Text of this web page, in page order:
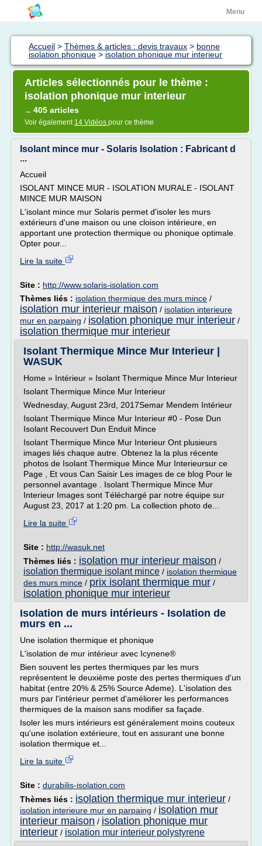
Menu
Accueil > Thèmes & articles : devis travaux > bonne
isolation phonique > isolation phonique mur interieur
Articles sélectionnés pour le thème :
isolation phonique mur interieur
→ 405 articles
Voir également 14 Vidéos pour ce thème
Isolant mince mur - Solaris Isolation : Fabricant d
...
Accueil
ISOLANT MINCE MUR - ISOLATION MURALE - ISOLANT
MINCE MUR MAISON
L'isolant mince mur Solaris permet d'isoler les murs
extérieurs d'une maison ou une cloison intérieure, en
apportant une protection thermique ou phonique optimale.
Opter pour...
Lire la suite
Site : http://www.solaris-isolation.com
Thèmes liés : isolation thermique des murs mince /
isolation mur interieur maison / isolation interieure
mur en parpaing / isolation phonique mur interieur /
isolation thermique mur interieur
Isolant Thermique Mince Mur Interieur |
WASUK
Home » Intérieur » Isolant Thermique Mince Mur Interieur
Isolant Thermique Mince Mur Interieur
Wednesday, August 23rd, 2017Semar Mendem Intérieur
Isolant Thermique Mince Mur Interieur #0 - Pose Dun
Isolant Recouvert Dun Enduit Mince
Isolant Thermique Mince Mur Interieur Ont plusieurs
images liés chaque autre. Obtenez la la plus récente
photos de Isolant Thermique Mince Mur Interieursur ce
Page , Et vous Can Saisir Les images de ce blog Pour le
personnel avantage . Isolant Thermique Mince Mur
Interieur Images sont Téléchargé par notre équipe sur
August 23, 2017 at 1:20 pm. La collection photo de...
Lire la suite
Site : http://wasuk.net
Thèmes liés : isolation mur interieur maison /
isolation thermique isolant mince / isolation thermique
des murs mince / prix isolant thermique mur /
isolation phonique mur interieur
Isolation de murs intérieurs - Isolation de
murs en ...
Une isolation thermique et phonique
L'isolation de mur intérieur avec Icynene®
Bien souvent les pertes thermiques par les murs
représentent le deuxième poste des pertes thermiques d'un
habitat (entre 20% & 25% Source Ademe). L'isolation des
murs par l'intérieur permet d'améliorer les performances
thermiques de la maison sans modifier sa façade.
Isoler les murs intérieurs est généralement moins couteux
qu'une isolation extérieure, tout en assurant une bonne
isolation thermique et...
Lire la suite
Site : durabilis-isolation.com
Thèmes liés : isolation thermique mur interieur /
isolation interieure mur en parpaing / isolation mur
interieur maison / isolation phonique mur
interieur / isolation mur interieur polystyrene